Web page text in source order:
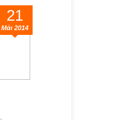
21
Μάι 2014